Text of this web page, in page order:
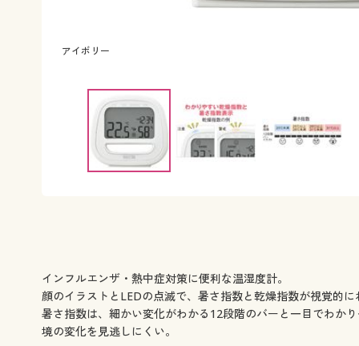
アイボリー
インフルエンザ・熱中症対策に便利な温湿度計。
顔のイラストとLEDの点滅で、暑さ指数と乾燥指数が視覚的に
暑さ指数は、細かい変化がわかる12段階のバーと一目でわか
境の変化を見逃しにくい。